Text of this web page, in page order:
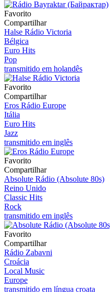
Favorito
Compartilhar
Halse Rádio Victoria
Bélgica
Euro Hits
Pop
transmitido em holandês
Favorito
Compartilhar
Eros Rádio Europe
Itália
Euro Hits
Jazz
transmitido em inglês
Favorito
Compartilhar
Absolute Rádio (Absolute 80s)
Reino Unido
Classic Hits
Rock
transmitido em inglês
Favorito
Compartilhar
Rádio Zabavni
Croácia
Local Music
Europe
transmitido em língua croata